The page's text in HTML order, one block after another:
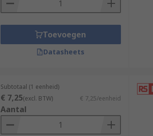
Toevoegen
Datasheets
Subtotaal (1 eenheid)
€ 7,25(excl. BTW) € 7,25/eenheid
Aantal